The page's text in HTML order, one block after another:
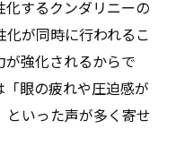
するクンダリニーの
が同時に行われるこ
が強化されるからで
眼の疲れや圧迫感が
といった声が多く寄せ